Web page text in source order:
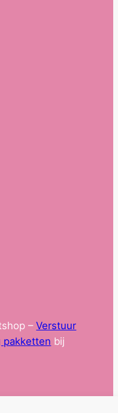
–Verstuur
pakketten bij